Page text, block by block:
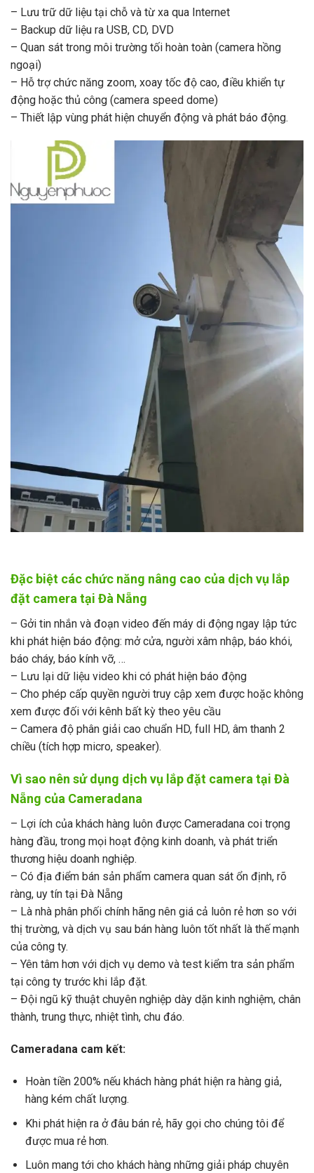
– Lưu trữ dữ liệu tại chỗ và từ xa qua Internet
– Backup dữ liệu ra USB, CD, DVD
– Quan sát trong môi trường tối hoàn toàn (camera hồng
ngoại)
– Hỗ trợ chức năng zoom, xoay tốc độ cao, điều khiển tự
động hoặc thủ công (camera speed dome)
– Thiết lập vùng phát hiện chuyển động và phát báo động.
Đặc biệt các chức năng nâng cao của dịch vụ lắp
đặt camera tại Đà Nẵng
– Gởi tin nhắn và đoạn video đến máy di động ngay lập tức
khi phát hiện báo động: mở cửa, người xâm nhập, báo khói,
báo cháy, báo kính vỡ, …
– Lưu lại dữ liệu video khi có phát hiện báo động
– Cho phép cấp quyền người truy cập xem được hoặc không
xem được đối với kênh bất kỳ theo yêu cầu
– Camera độ phân giải cao chuẩn HD, full HD, âm thanh 2
chiều (tích hợp micro, speaker).
Vì sao nên sử dụng dịch vụ lắp đặt camera tại Đà
Nẵng của Cameradana
– Lợi ích của khách hàng luôn được Cameradana coi trọng
hàng đầu, trong mọi hoạt động kinh doanh, và phát triển
thương hiệu doanh nghiệp.
– Có địa điểm bán sản phẩm camera quan sát ổn định, rõ
ràng, uy tín tại Đà Nẵng
– Là nhà phân phối chính hãng nên giá cả luôn rẻ hơn so với
thị trường, và dịch vụ sau bán hàng luôn tốt nhất là thế mạnh
của công ty.
– Yên tâm hơn với dịch vụ demo và test kiểm tra sản phẩm
tại công ty trước khi lắp đặt.
– Đội ngũ kỹ thuật chuyên nghiệp dày dặn kinh nghiệm, chân
thành, trung thực, nhiệt tình, chu đáo.
Cameradana cam kết:
Hoàn tiền 200% nếu khách hàng phát hiện ra hàng giả,
hàng kém chất lượng.
Khi phát hiện ra ở đâu bán rẻ, hãy gọi cho chúng tôi để
được mua rẻ hơn.
Luôn mang tới cho khách hàng những giải pháp chuyên